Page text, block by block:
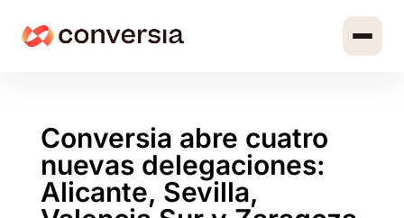
Conversia abre cuatro
nuevas delegaciones:
Alicante, Sevilla,